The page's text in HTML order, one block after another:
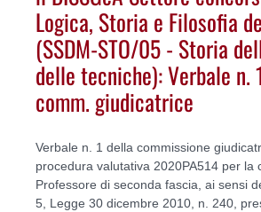
Logica, Storia e Filosofia
(SSDM-STO/05 - Storia
delle tecniche): Verbale n.
comm. giudicatrice
Verbale n. 1 della commissione
procedura valutativa 2020PA514 per la
Professore di seconda fascia, ai sensi
5, Legge 30 dicembre 2010, n. 240,